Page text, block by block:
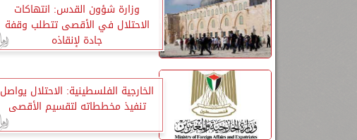
وزارة شؤون القدس: انتهاكات
الاحتلال في الأقصى تتطلب وقفة
جادة لإنقاذه
الخارجية الفلسطينية: الاحتلال يواصل
تنفيذ مخططاته لتقسيم الأقصى